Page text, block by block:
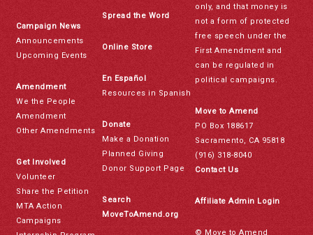
Campaign News
Announcements
Upcoming Events
Amendment
We the People
Amendment
Other Amendments
Get Involved
Volunteer
Share the Petition
MTA Action
Campaigns
Spread the Word
Online Store
En Español
Resources in Spanish
Donate
Make a Donation
Planned Giving
Donor Support Page
Search
MoveToAmend.org
only, and that money is
not a form of protected
free speech under the
First Amendment and
can be regulated in
political campaigns.
Move to Amend
PO Box 188617
Sacramento, CA 95818
(916) 318-8040
Contact Us
Affiliate Admin Login
© Move to Amend